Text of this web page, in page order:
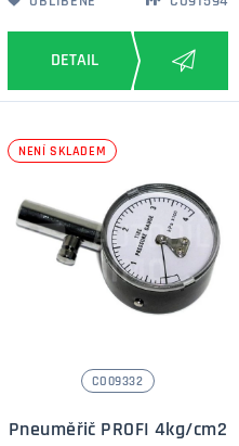
NENÍ SKLADEM
CO09332
Pneuměřič PROFI 4kg/cm2